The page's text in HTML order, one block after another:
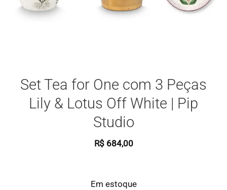
Set Tea for One com 3 Peças
Lily & Lotus Off White | Pip
Studio
R$684,00
Em estoque